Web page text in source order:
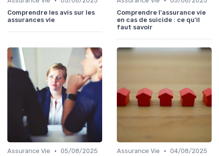
Comprendre les avis sur les
assurances vie
Comprendre l'assurance vie
en cas de suicide : ce qu'il
faut savoir
Assurance Vie • 05/08/2025
Assurance Vie • 04/08/2025